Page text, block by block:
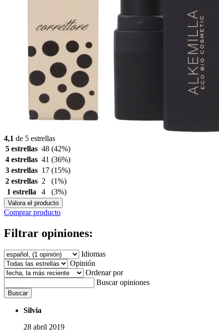
4,1 de 5 estrellas
5 estrellas 48 (42%)
4 estrellas 41 (36%)
3 estrellas 17 (15%)
2 estrellas 2
(1%)
1 estrella
4 (3%)
Valora el producto
Comprar producto
Filtrar opiniones:
Idiomas
Opinión
Ordenar por
Buscar opiniones
Buscar
Silvia
28 abril 2019